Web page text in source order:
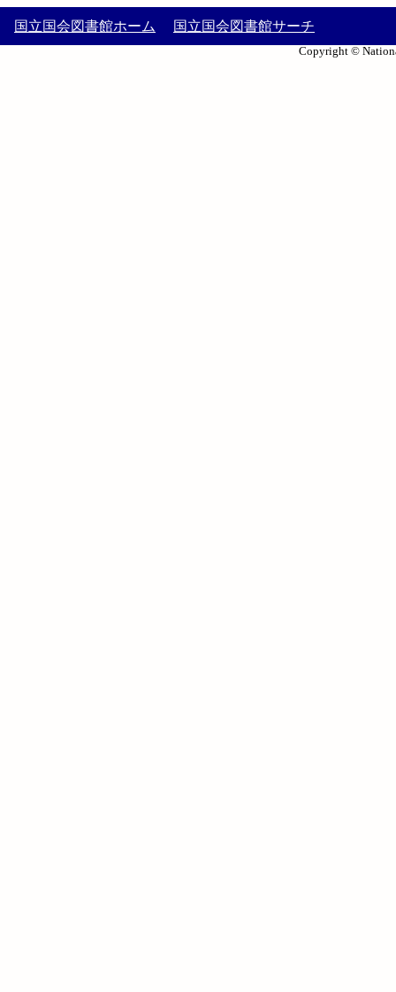
国立国会図書館ホーム 国立国会図書館サーチ
Copyright ©